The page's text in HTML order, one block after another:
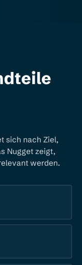
sich nach Ziel,
Nugget zeigt,
werden.